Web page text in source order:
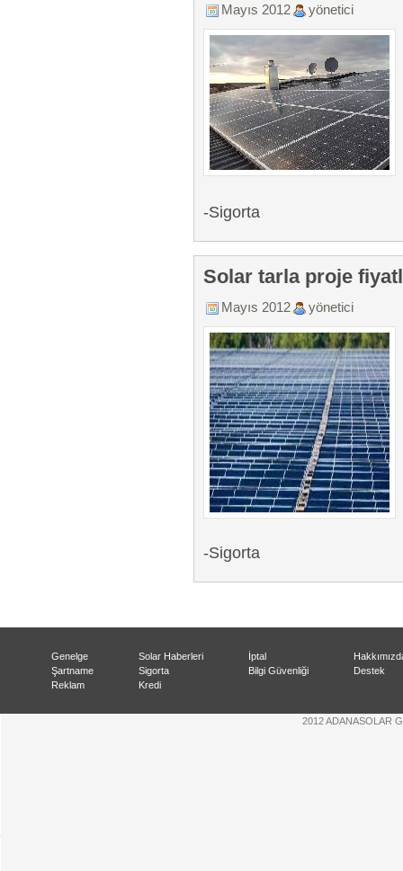
Mayıs 2012 yönetici
-Sigorta
Solar tarla proje
Mayıs 2012 yönetici
-Sigorta
Genelge
Şartname
Reklam
Solar Haberleri
Sigorta
Kredi
İptal
Bilgi Güvenliği
Destek
2012 ADANASOLAR